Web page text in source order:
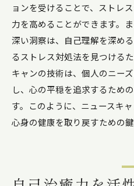
ョンを受けることで、ストレ
力を高めることができます。
深い洞察は、自己理解を深め
るストレス対処法を見つける
キャンの技術は、個人のニー
し、心の平穏を追求するため
す。このように、ニュースキ
心身の健康を取り戻すための鍵